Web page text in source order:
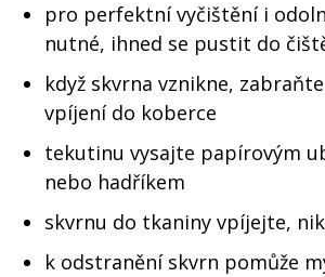
pro perfektní vyčištění i
nutné, ihned se pustit do
když skvrna vznikne,
vpíjení do koberce
tekutinu vysajte papírovým
nebo hadříkem
skvrnu do tkaniny vpíjejte,
k odstranění skvrn pomůže